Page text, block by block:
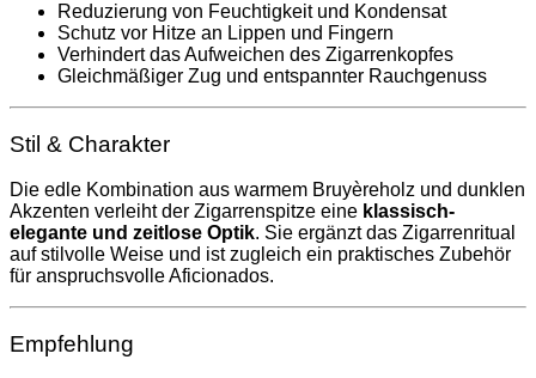
Reduzierung von Feuchtigkeit und Kondensat
Schutz vor Hitze an Lippen und Fingern
Verhindert das Aufweichen des Zigarrenkopfes
Gleichmäßiger Zug und entspannter Rauchgenuss
Stil & Charakter
Die edle Kombination aus warmem Bruyèreholz und dunklen
Akzenten verleiht der Zigarrenspitze eine klassisch-
elegante und zeitlose Optik. Sie ergänzt das Zigarrenritual
auf stilvolle Weise und ist zugleich ein praktisches Zubehör
für anspruchsvolle Aficionados.
Empfehlung